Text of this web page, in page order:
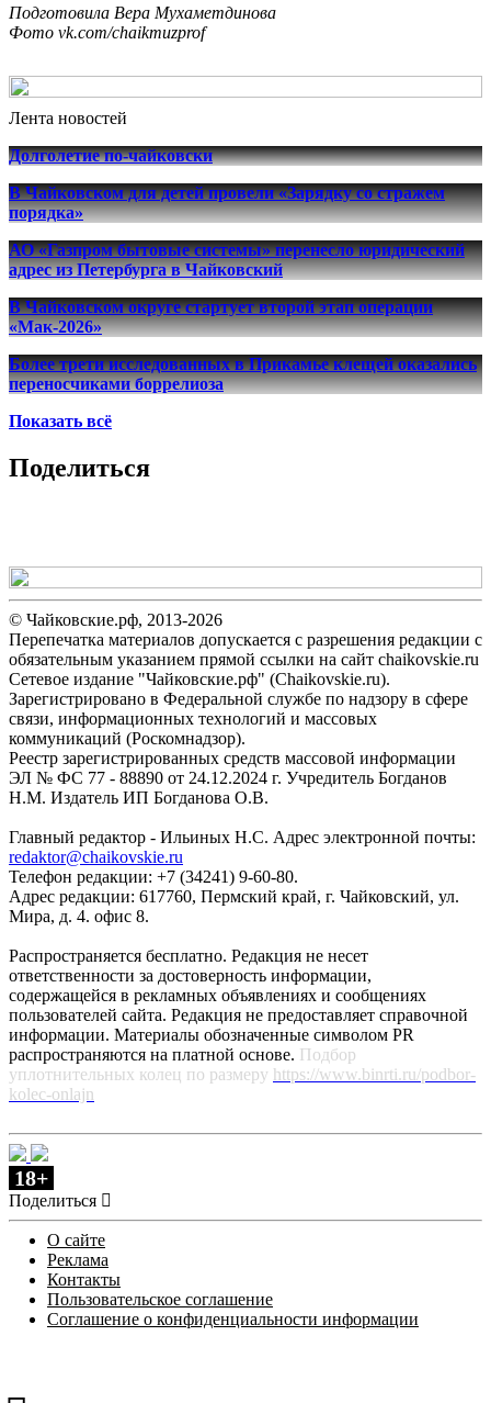
Подготовила Вера Мухаметдинова
Фото vk.com/chaikmuzprof
Лента новостей
Долголетие по-чайковски
В Чайковском для детей провели «Зарядку со стражем
порядка»
АО «Газпром бытовые системы» перенесло юридический
адрес из Петербурга в Чайковский
В Чайковском округе стартует второй этап операции
«Мак-2026»
Более трети исследованных в Прикамье клещей оказались
переносчиками боррелиоза
Показать всё
Поделиться
© Чайковские.рф, 2013-2026
Перепечатка материалов допускается с разрешения редакции с
обязательным указанием прямой ссылки на сайт chaikovskie.ru
Сетевое издание "Чайковские.рф" (Chaikovskie.ru).
Зарегистрировано в Федеральной службе по надзору в сфере
связи, информационных технологий и массовых
коммуникаций (Роскомнадзор).
Реестр зарегистрированных средств массовой информации
ЭЛ № ФС 77 - 88890 от 24.12.2024 г. Учредитель Богданов
Н.М. Издатель ИП Богданова О.В.
Главный редактор - Ильиных Н.С. Адрес электронной почты:
redaktor@chaikovskie.ru
Телефон редакции: +7 (34241) 9-60-80.
Адрес редакции: 617760, Пермский край, г. Чайковский, ул.
Мира, д. 4. офис 8.
Распространяется бесплатно. Редакция не несет
ответственности за достоверность информации,
содержащейся в рекламных объявлениях и сообщениях
пользователей сайта. Редакция не предоставляет справочной
информации. Материалы обозначенные символом PR
распространяются на платной основе. Подбор
уплотнительных колец по размеру https://www.binrti.ru/podbor-
kolec-onlajn
18+
Поделиться
О сайте
Реклама
Контакты
Пользовательское соглашение
Соглашение о конфиденциальности информации